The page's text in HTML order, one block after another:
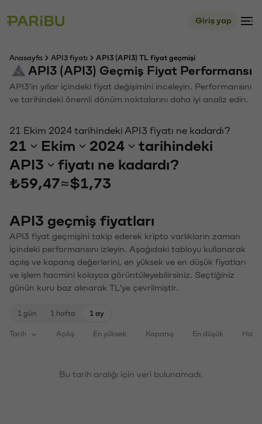
Giriş yap
Anasayfa API3 fiyatı API3 (API3) TL fiyat geçmişi
API3 (API3) Geçmiş Fiyat Performansı
API3'in yıllar içindeki fiyat değişimini inceleyin. Performansını
ve tarihindeki önemli dönüm noktalarını daha iyi analiz edin.
21 Ekim 2024 tarihindeki API3 fiyatı ne kadardı?
21 Ekim 2024
tarihindeki
API3
fiyatı ne kadardı?
₺59,47≈$1,73
API3 geçmiş fiyatları
API3 fiyat geçmişini takip ederek kripto varlıkların zaman
içindeki performansını izleyin. Aşağıdaki tabloyu kullanarak
açılış ve kapanış değerlerini, en yüksek ve en düşük fiyatları
ve işlem hacmini kolayca görüntüleyebilirsiniz. Seçtiğiniz
günün kuru baz alınarak TL'ye çevrilmiştir.
1 gün 1 hafta 1 ay
Tarih Açılış En yüksek Kapanış En düşük
Bu tarih aralığı için veri bulunamadı.